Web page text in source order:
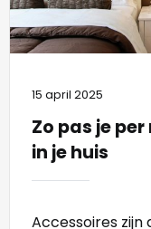
15 april 2025
Zo pas je
in je huis
Accessoires zijn